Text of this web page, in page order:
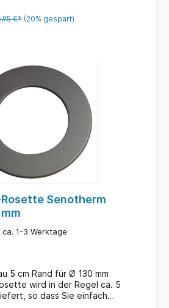
€* (20% gespart)
Senotherm
1-3 Werktage
5 cm Rand für Ø 130 mm
wird in der Regel ca. 5
so dass Sie einfach